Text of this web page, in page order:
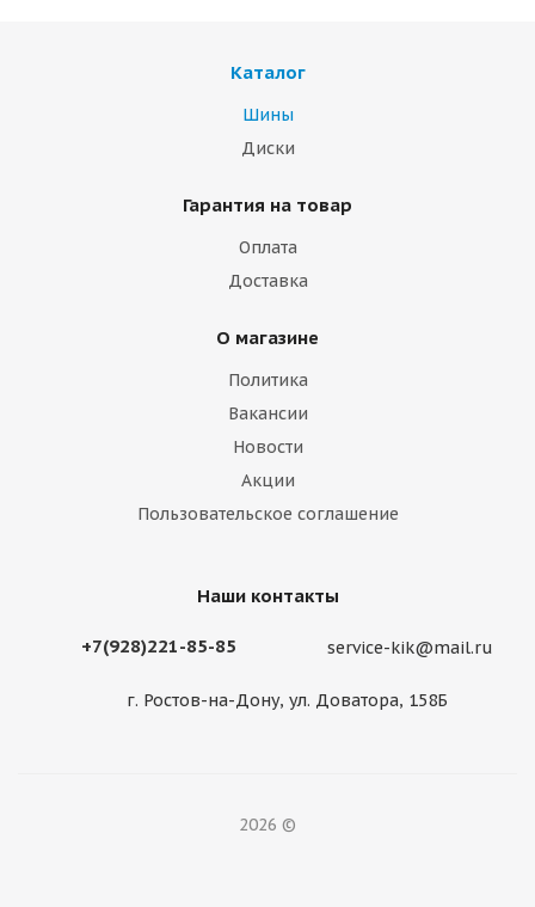
Каталог
Шины
Диски
Гарантия на товар
Оплата
Доставка
О магазине
Политика
Вакансии
Новости
Акции
Пользовательское соглашение
Наши контакты
+7(928)221-85-85 service-kik@mail.ru
г. Ростов-на-Дону, ул. Доватора, 158Б
2026 ©